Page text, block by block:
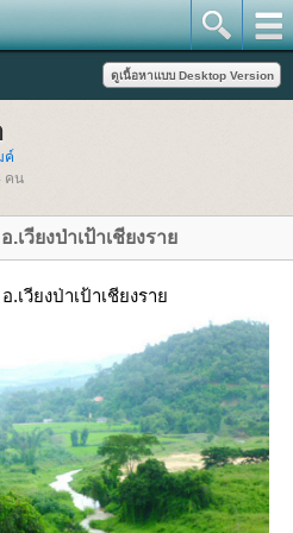
ค์
คน
.เวียงป่าเป้าเชียงรา
.เวียงป่าเป้าเชียงรา